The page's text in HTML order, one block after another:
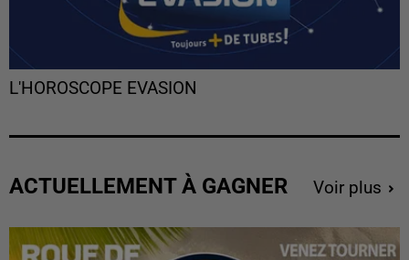
L'HOROSCOPE EVASION
ACTUELLEMENT À GAGNER Voir plus